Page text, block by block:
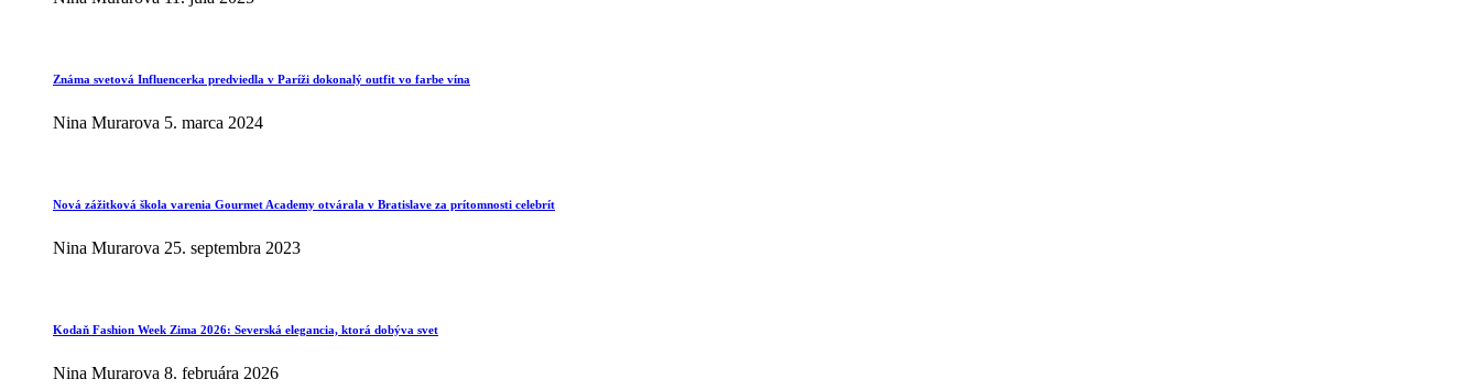
Známa svetová Influencerka predviedla v Paríži dokonalý outfit vo farbe vína
Nina Murarova 5. marca 2024
Nová zážitková škola varenia Gourmet Academy otvárala v Bratislave za prítomnosti celebrít
Nina Murarova 25. septembra 2023
Kodaň Fashion Week Zima 2026: Severská elegancia, ktorá dobýva svet
Nina Murarova 8. februára 2026